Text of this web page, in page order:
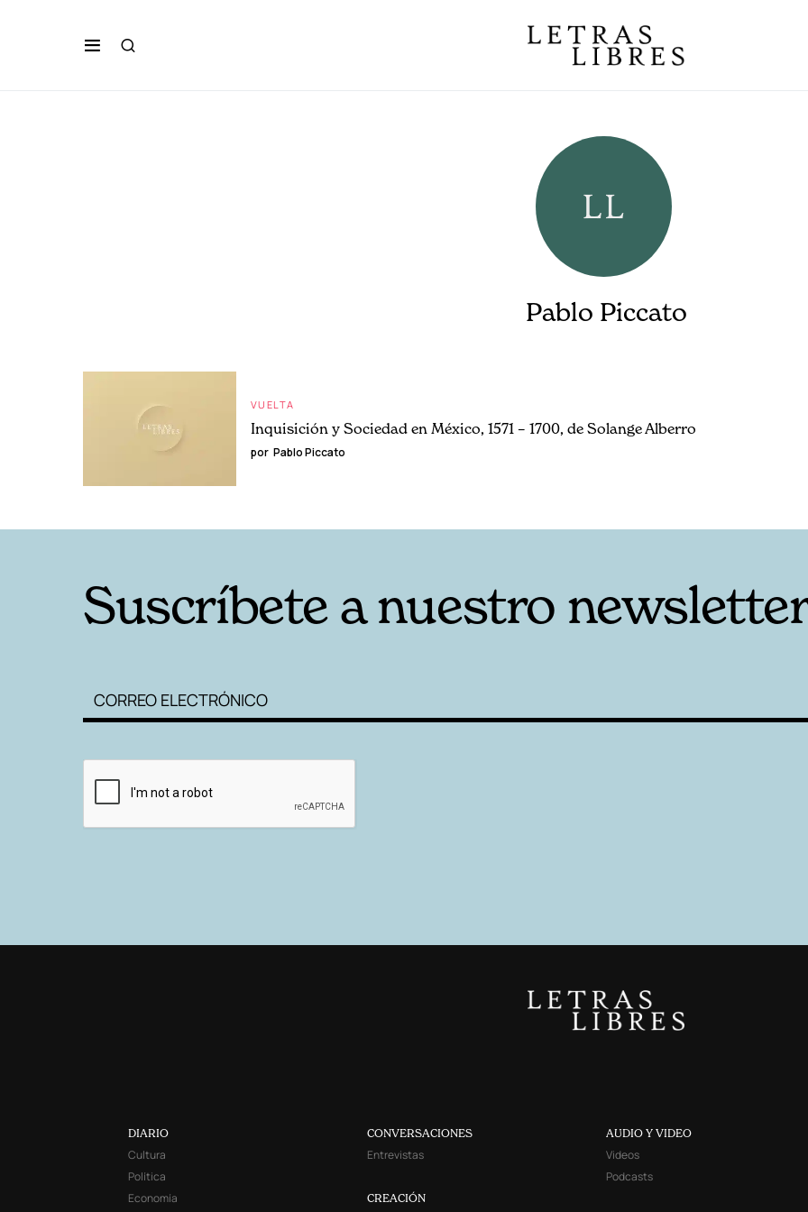
Pablo Piccato
VUELTA
Inquisición y Sociedad en México, 1571 – 1700, de Solange Alberro
por Pablo Piccato
Suscríbete a nuestro
DIARIO
Cultura
Política
Economía
CONVERSACIONES
Entrevistas
CREACIÓN
AUDIO Y VIDEO
Videos
Podcasts